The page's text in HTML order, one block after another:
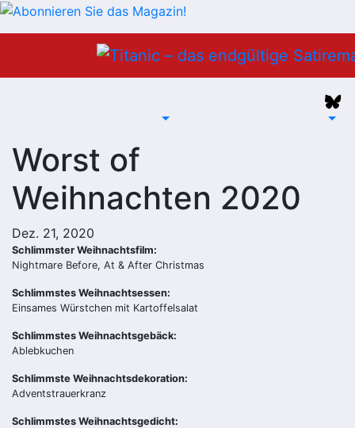
Worst of
Weihnachten 2020
Dez. 21, 2020
Schlimmster Weihnachtsfilm:
Nightmare Before, At & After Christmas
Schlimmstes Weihnachtsessen:
Einsames Würstchen mit Kartoffelsalat
Schlimmstes Weihnachtsgebäck:
Ablebkuchen
Schlimmste Weihnachtsdekoration:
Adventstrauerkranz
Schlimmstes Weihnachtsgedicht: